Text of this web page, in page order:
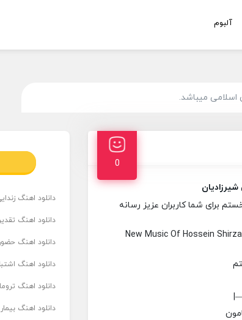
آلبوم
میباشد.
0
برای شما کاربران عزیز رسانه
New Music Of Hossein
دانلود اهنگ
دانلود اهنگ
دانلود اهنگ
دانلود اهنگ
دانلود اهنگ
دانلود اهنگ